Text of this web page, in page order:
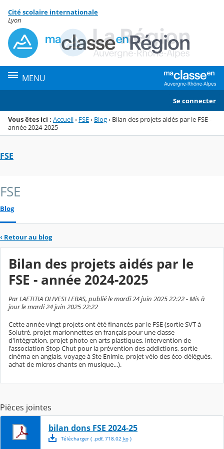
Menu de la rubrique
Contenu
Cité scolaire internationale
Lyon
MENU
Se connecter
Vous êtes ici : Accueil› FSE› Blog› Bilan des projets aidés par le FSE -
année 2024-2025
FSE
FSE
Blog
‹ Retour au blog
Bilan des projets aidés par le
FSE - année 2024-2025
Par LAETITIA OLIVESI LEBAS, publié le mardi 24 juin 2025 22:22 - Mis à
jour le mardi 24 juin 2025 22:22
Cette année vingt projets ont été financés par le FSE (sortie SVT à
Solutré, projet marionnettes en français pour une classe
d'intégration, projet photo en arts plastiques, intervention de
l'association Stop Chut pour la prévention des addictions, sortie
cinéma en anglais, voyage à Ste Enimie, projet vélo des éco-délégués,
achat de micros chants en musique...).
Pièces jointes
bilan dons FSE 2024-25
Télécharger( .pdf, 718.02 ko)